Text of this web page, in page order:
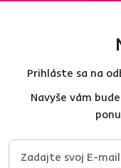
Prihláste sa na
Navyše vám